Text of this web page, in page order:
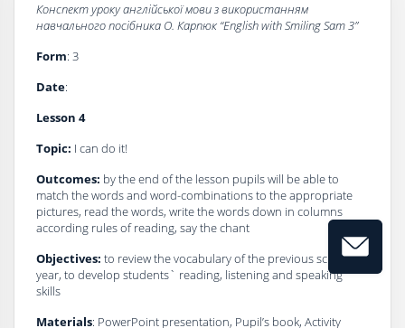
Конспект уроку англійської мови з використанням
навчального посібника О. Карпюк “EnglishwithSmiling Sam 3”
Form: 3
Dаte:
Lesson 4
Topic: I can do it!
Outcomes: by the end of the lesson pupils will be able to
match the words and word-combinations to the appropriate
pictures, read the words, write the words down in columns
according rules of reading, say the chant
Objectives: to review the vocabulary of the previous school
year, to develop students` reading, listening and speaking
skills
Materials: PowerPoint presentation, Pupil’s book, Activity